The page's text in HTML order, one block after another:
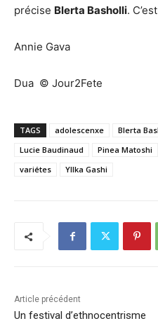
précise Blerta Basholli.
Annie Gava
Dua © Jour2Fete
TAGS adolescenxe Blerta
Lucie Baudinaud
Pinea Matoshi
variétes
Yllka Gashi
Article précédent
Un festival d’ethnocentrisme